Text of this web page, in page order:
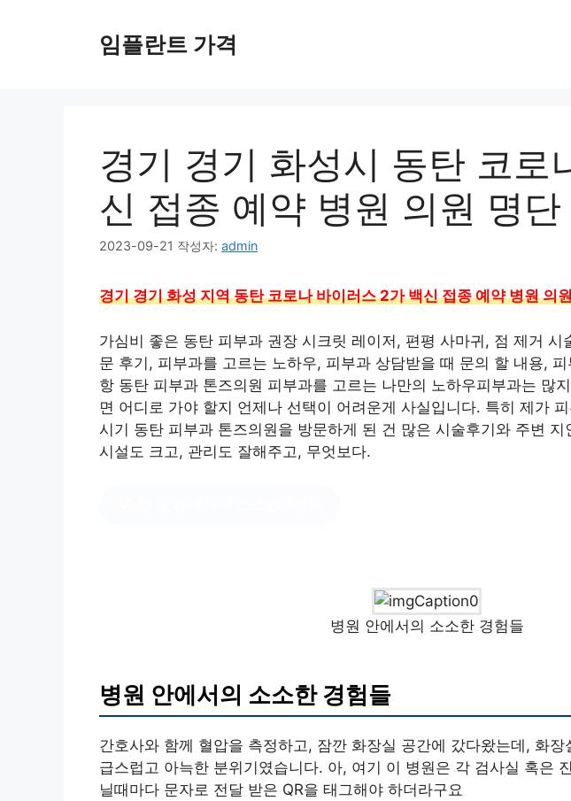
임플란트 가격
경기 경기 화성시 동탄 코로
신 접종 예약 병원 의원 명단
2023-09-21 작성자: admin
경기 경기 화성 지역 동탄 코로나 바이러스 2가 백신 접종 예약 병원 의
가심비 좋은 동탄 피부과 권장 시크릿 레이저, 편평 사마귀, 점 제거 시
문 후기, 피부과를 고르는 노하우, 피부과 상담받을 때 문의 할 내용,
항 동탄 피부과 톤즈의원 피부과를 고르는 나만의 노하우피부과는 많
면 어디로 가야 할지 언제나 선택이 어려운게 사실입니다. 특히 제가
시기 동탄 피부과 톤즈의원을 방문하게 된 건 많은 시술후기와 주변 지
시설도 크고, 관리도 잘해주고, 무엇보다.
병원 안에서의 소소한 경험들
병원 안에서의 소소한 경험들
간호사와 함께 혈압을 측정하고, 잠깐 화장실 공간에 갔다왔는데, 화
급스럽고 아늑한 분위기였습니다. 아, 여기 이 병원은 각 검사실 혹은
닐때마다 문자로 전달 받은 QR을 태그해야 하더라구요